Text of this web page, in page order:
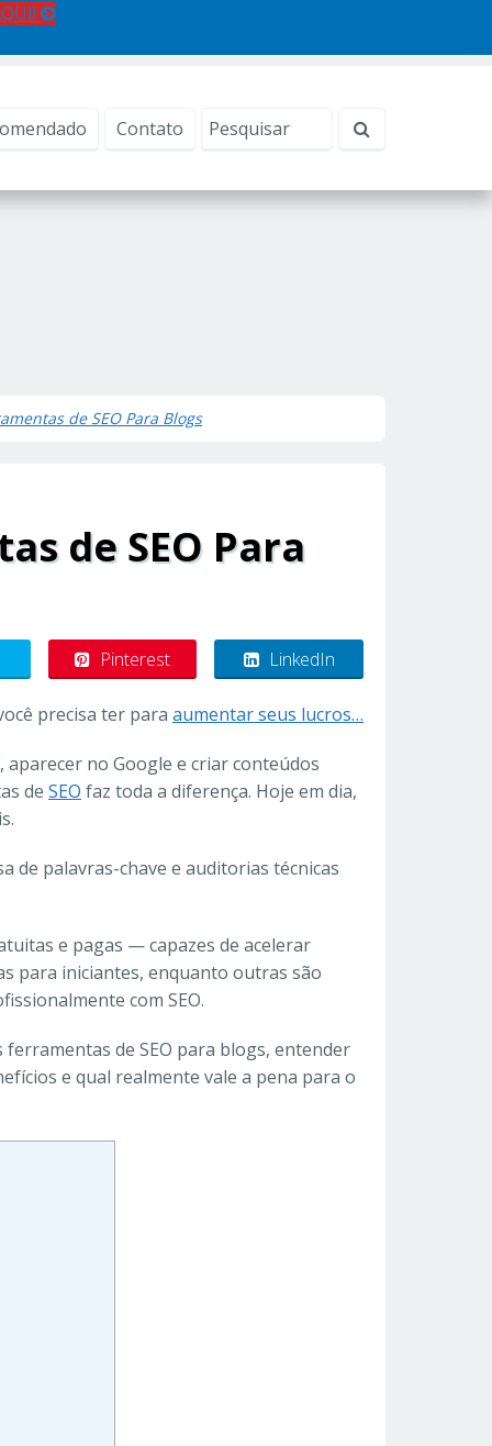
Contato
de SEO Para Blogs
de SEO Para
Pinterest LinkedIn
precisa ter para aumentar seus lucros…
no Google e criar conteúdos
de SEO faz toda a diferença. Hoje em dia,
de palavras-chave e auditorias técnicas
e pagas — capazes de acelerar
para iniciantes, enquanto outras são
com SEO.
de SEO para blogs, entender
e qual realmente vale a pena para o